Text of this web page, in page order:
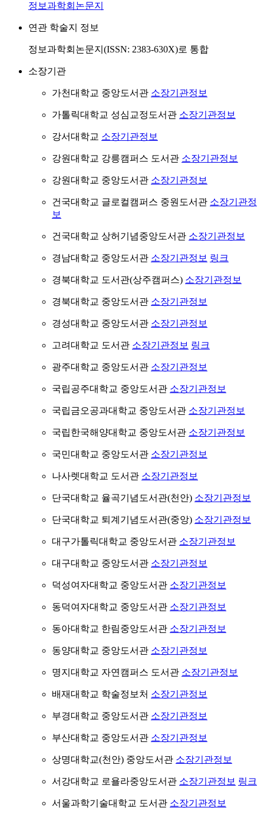
정보과학회논문지
연관 학술지 정보
정보과학회논문지(ISSN: 2383-630X)로 통합
소장기관
가천대학교 중앙도서관 소장기관정보
가톨릭대학교 성심교정도서관 소장기관정보
강서대학교 소장기관정보
강원대학교 강릉캠퍼스 도서관 소장기관정보
강원대학교 중앙도서관 소장기관정보
건국대학교 글로컬캠퍼스 중원도서관 소장기관정
보
건국대학교 상허기념중앙도서관 소장기관정보
경남대학교 중앙도서관 소장기관정보 링크
경북대학교 도서관(상주캠퍼스) 소장기관정보
경북대학교 중앙도서관 소장기관정보
경성대학교 중앙도서관 소장기관정보
고려대학교 도서관 소장기관정보 링크
광주대학교 중앙도서관 소장기관정보
국립공주대학교 중앙도서관 소장기관정보
국립금오공과대학교 중앙도서관 소장기관정보
국립한국해양대학교 중앙도서관 소장기관정보
국민대학교 중앙도서관 소장기관정보
나사렛대학교 도서관 소장기관정보
단국대학교 율곡기념도서관(천안) 소장기관정보
단국대학교 퇴계기념도서관(중앙) 소장기관정보
대구가톨릭대학교 중앙도서관 소장기관정보
대구대학교 중앙도서관 소장기관정보
덕성여자대학교 중앙도서관 소장기관정보
동덕여자대학교 중앙도서관 소장기관정보
동아대학교 한림중앙도서관 소장기관정보
동양대학교 중앙도서관 소장기관정보
명지대학교 자연캠퍼스 도서관 소장기관정보
배재대학교 학술정보처 소장기관정보
부경대학교 중앙도서관 소장기관정보
부산대학교 중앙도서관 소장기관정보
상명대학교(천안) 중앙도서관 소장기관정보
서강대학교 로욜라중앙도서관 소장기관정보 링크
서울과학기술대학교 도서관 소장기관정보